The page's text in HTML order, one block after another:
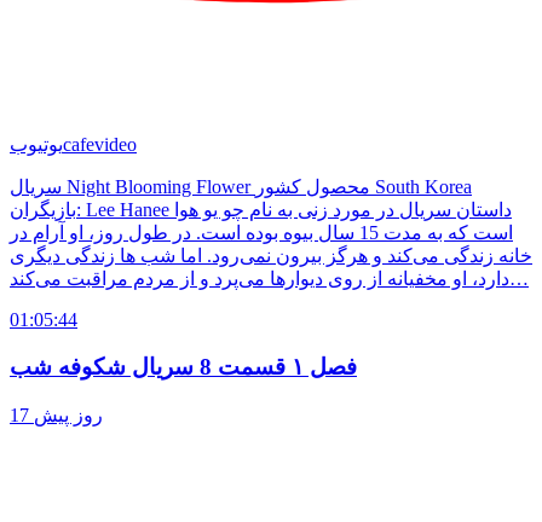
یوتیوبcafevideo
سریال Night Blooming Flower محصول کشور South Korea
بازیگران: Lee Hanee داستان سریال در مورد زنی به نام چو یو هوا
است که به مدت 15 سال بیوه بوده است. در طول روز، او آرام در
خانه زندگی می‌کند و هرگز بیرون نمی‌رود. اما شب ها زندگی دیگری
دارد، او مخفیانه از روی دیوارها می‌پرد و از مردم مراقبت می‌کند…
01:05:44
فصل ۱ قسمت 8 سریال شکوفه شب
17 روز پیش